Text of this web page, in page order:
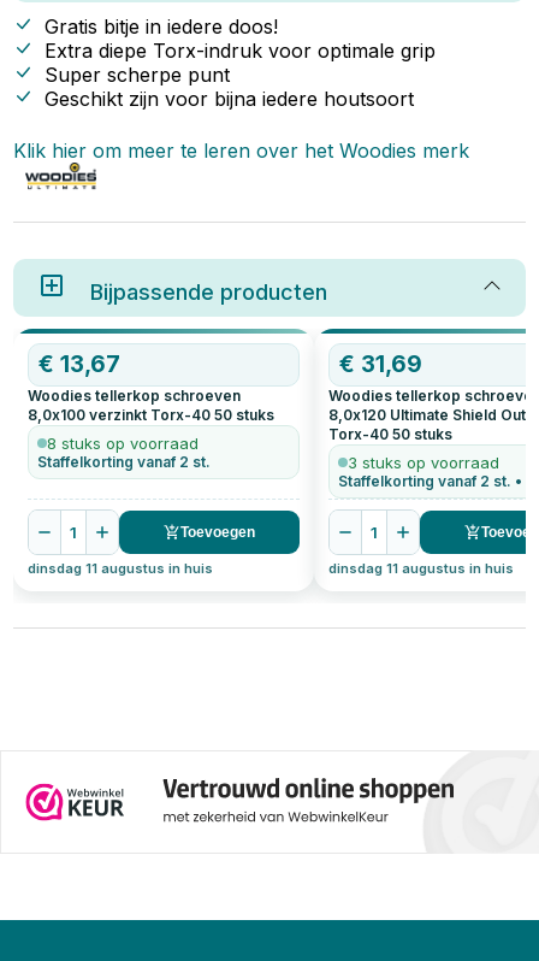
Gratis bitje in iedere doos!
Extra diepe Torx-indruk voor optimale grip
Super scherpe punt
Geschikt zijn voor bijna iedere houtsoort
Klik hier om meer te leren over hetWoodies merk
Bijpassende producten
€13,67
Woodies tellerkop schroeven
8,0x100 verzinkt Torx-4050 stuks
8 stuks op voorraad
Staffelkorting vanaf 2 st.
1 Toevoegen
dinsdag 11 augustus in huis
€ 31,69
Woodies tellerkop
8,0x120 Ultimate Shield
Torx-4050 stuks
3 stuks op voorraad
1
dinsdag 11 augustus in huis